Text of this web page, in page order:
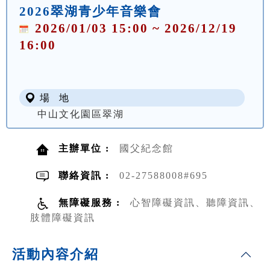
2026翠湖青少年音樂會
2026/01/03 15:00 ~ 2026/12/19
16:00
場 地
中山文化園區翠湖
主辦單位 : 國父紀念館
聯絡資訊 : 02-27588008#695
無障礙服務 :
心智障礙資訊、聽障資訊、
肢體障礙資訊
活動內容介紹